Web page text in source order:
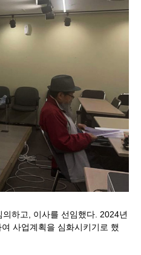
하고, 이사를 선임했다. 2024년
사업계획을 심화시키기로 했